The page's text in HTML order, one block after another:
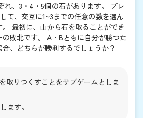
れ、3・4・5個の石があります。 プレ
て、交互に1~3までの任意の数を選ん
最初に、山から石を取ることができ
敗北です。 A・Bともに自分が勝つた
、どちらが勝利するでしょうか？
取りつくすことをサブゲームとしま
ます。